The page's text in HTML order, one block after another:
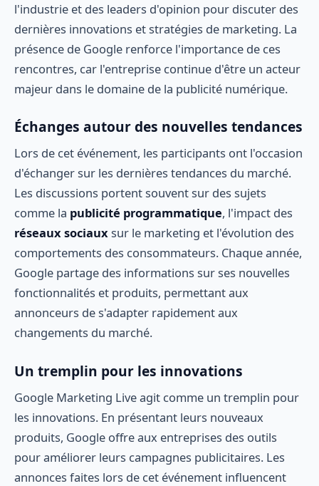
l'industrie et des leaders d'opinion pour discuter des
dernières innovations et stratégies de marketing. La
présence de Google renforce l'importance de ces
rencontres, car l'entreprise continue d'être un acteur
majeur dans le domaine de la publicité numérique.
Échanges autour des nouvelles tendances
Lors de cet événement, les participants ont l'occasion
d'échanger sur les dernières tendances du marché.
Les discussions portent souvent sur des sujets
comme la publicité programmatique, l'impact des
réseaux sociauxsur le marketing et l'évolution des
comportements des consommateurs. Chaque année,
Google partage des informations sur ses nouvelles
fonctionnalités et produits, permettant aux
annonceurs de s'adapter rapidement aux
changements du marché.
Un tremplin pour les innovations
Google Marketing Live agit comme un tremplin pour
les innovations. En présentant leurs nouveaux
produits, Google offre aux entreprises des outils
pour améliorer leurs campagnes publicitaires. Les
annonces faites lors de cet événement influencent